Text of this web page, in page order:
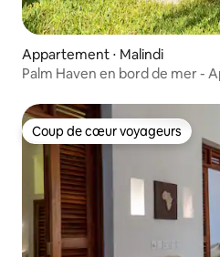
Appartement ⋅ Malindi
Palm Haven en bord de mer -
Coup de cœur voyageurs
Coup de cœur voyageurs